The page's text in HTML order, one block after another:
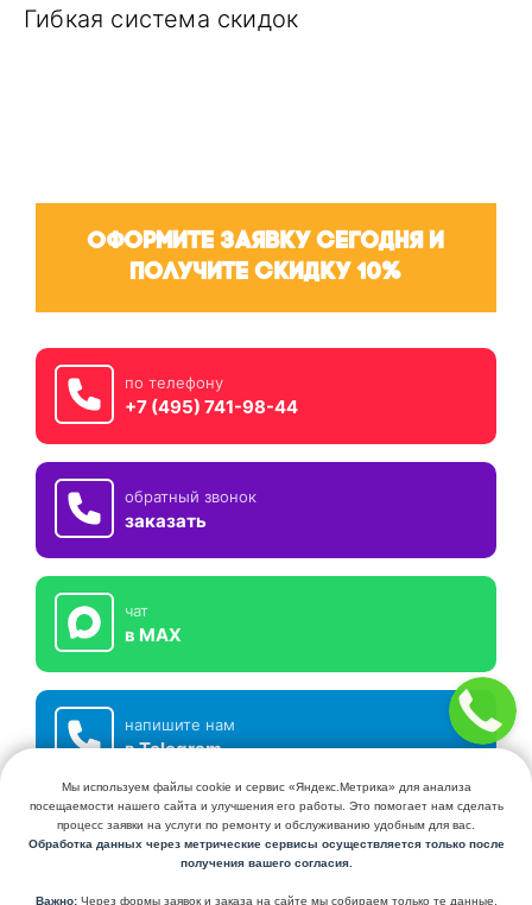
Гибкая система скидок
Оформите заявку сегодня и
получите скидку 10%
по телефону
+7 (495) 741-98-44
обратный звонок
заказать
чат
в MAX
напишите нам
в Telegram